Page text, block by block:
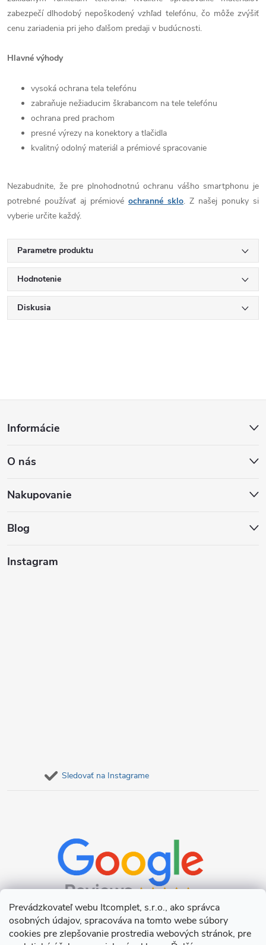
Prevádzkovateľ webu Itcomplet, s.r.o., ako správca
osobných údajov, spracováva na tomto webe súbory
cookies pre zlepšovanie prostredia webových stránok, pre
zabezpečí dlhodobý nepoškodený vzhľad telefónu, čo môže zvýšiť
cenu zariadenia pri jeho ďalšom predaji v budúcnosti.
Hlavné výhody
vysoká ochrana tela telefónu
zabraňuje nežiaducim škrabancom na tele telefónu
ochrana pred prachom
presné výrezy na konektory a tlačidla
kvalitný odolný materiál a prémiové spracovanie
Nezabudnite, že pre plnohodnotnú ochranu vášho smartphonu je
potrebné používať aj prémiové ochranné sklo. Z našej ponuky si
vyberie určite každý.
Parametre produktu
Hodnotenie
Diskusia
p
ä
Informácie
O nás
Nakupovanie
Blog
Instagram
Sledovať na Instagrame